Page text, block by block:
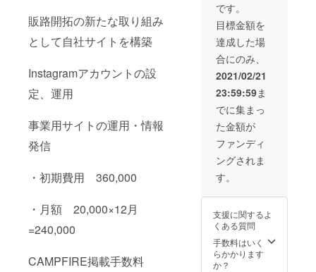
販路開拓の新たな取り組み
として自社サイトを構築
Instagramアカウントの設
定、運用
事業用サイトの運用・情報
発信
・初期費用 360,000
・月額 20,000×12月
=240,000
CAMPFIRE掲載手数料
す。ご
購入い
ただき
ました
ら、ご
登録
メール
にてお
日にち
のご案
内をお
送りさ
せてい
※法令に
医療、
診察行
為では
ござい
ませ
です。
目標金額を
達成した場
合にのみ、
2021/02/21
23:59:59ま
でに集まっ
た金額が
ファンディ
ングされま
す。
支援に関するよ
くある質問
手数料はいく
らかかります
か？